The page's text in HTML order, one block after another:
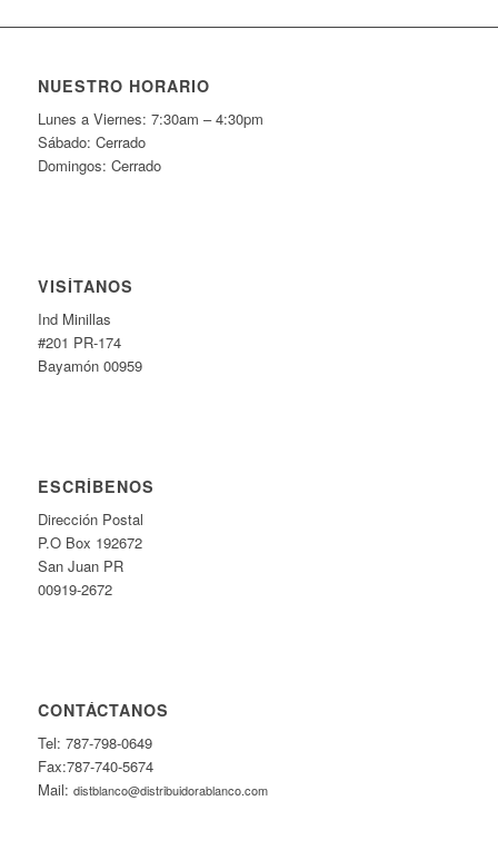
NUESTRO HORARIO
Lunes a Viernes: 7:30am – 4:30pm
Sábado: Cerrado
Domingos: Cerrado
VISÍTANOS
Ind Minillas
#201 PR-174
Bayamón 00959
ESCRÍBENOS
Dirección Postal
P.O Box 192672
San Juan PR
00919-2672
CONTÁCTANOS
Tel: 787-798-0649
Fax:787-740-5674
Mail: distblanco@distribuidorablanco.com